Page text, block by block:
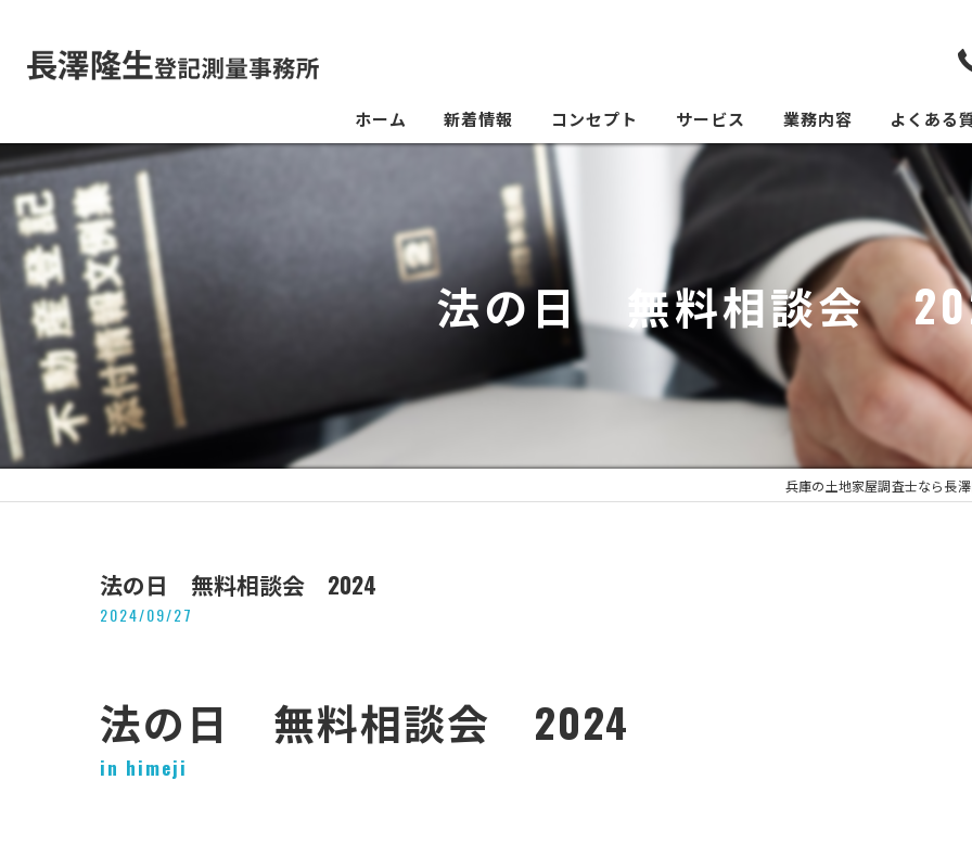
ホーム 新着情報 コンセプト サービス 業務内容 よくある
法の日 無料相談会
兵庫の土地家屋調査士なら長
法の日 無料相談会 2024
2024/09/27
法の日 無料相談会 2024
in himeji